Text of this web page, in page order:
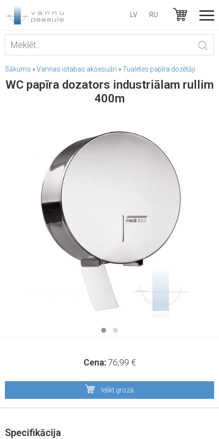
LV RU
Sākums »Vannas istabas aksesuāri »Tualetes papīra dozētāji
WC papīra dozators industriālam rullim
400m
Cena:76,99 €
Ielikt grozā
Specifikācija